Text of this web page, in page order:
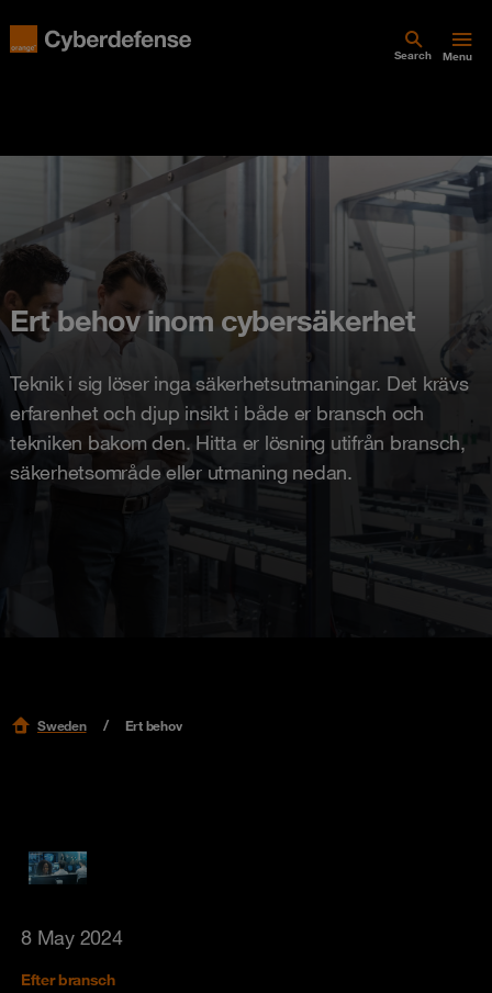
Search Menu
Ert behov inom cybersäkerhet
Teknik i sig löser inga säkerhetsutmaningar. Det krävs
erfarenhet och djup insikt i både er bransch och
tekniken bakom den. Hitta er lösning utifrån bransch,
säkerhetsområde eller utmaning nedan.
Sweden Ert behov
8 May 2024
Efter bransch